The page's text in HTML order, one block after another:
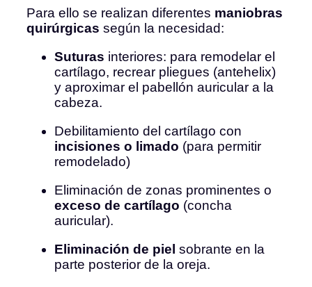
Para ello se realizan diferentes maniobras
quirúrgicas según la necesidad:
Suturas interiores: para remodelar el
cartílago, recrear pliegues (antehelix)
y aproximar el pabellón auricular a la
cabeza.
Debilitamiento del cartílago con
incisiones o limado (para permitir
remodelado)
Eliminación de zonas prominentes o
exceso de cartílago (concha
auricular).
Eliminación de piel sobrante en la
parte posterior de la oreja.